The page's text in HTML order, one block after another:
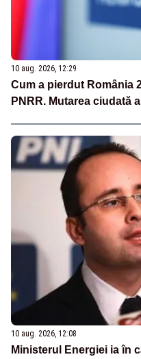
10 aug. 2026, 12:29
Cum a pierdut România
PNRR. Mutarea ciudată
10 aug. 2026, 12:08
Ministerul Energiei ia în